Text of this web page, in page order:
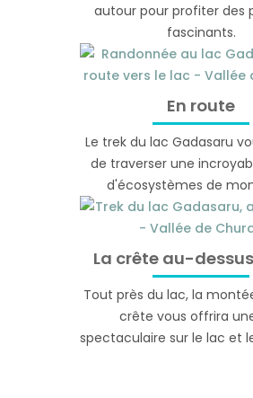
autour pour profiter des
fascinants.
En route
Le trek du lac Gadasaru
de traverser une
d'écosystèmes de
La crête au-
Tout près du lac, la
crête vous offrira
spectaculaire sur le lac et